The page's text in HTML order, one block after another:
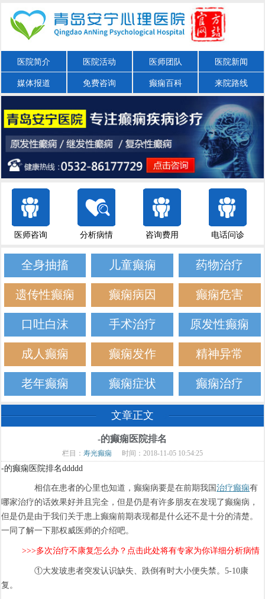
医院简介 医院活动 医师团队 医院新闻
媒体报道 免费咨询 癫痫百科 来院路线
医师咨询 分析病情 咨询费用 电话问诊
全身抽搐 儿童癫痫 药物治疗
遗传性癫痫 癫痫病因 癫痫危害
口吐白沫 手术治疗 原发性癫痫
成人癫痫 癫痫发作 精神异常
老年癫痫 癫痫症状 癫痫治疗
文章正文
-的癫痫医院排名
栏目： 寿光癫痫 时间：2018-11-05 10:54:25
-的癫痫医院排名ddddd
相信在患者的心里也知道，癫痫病要是在前期我国治疗癫痫有
哪家治疗的话效果好并且完全，但是仍是有许多朋友在发现了癫痫病，
但是仍是由于我们关于患上癫痫前期表现都是什么还不是十分的清楚。
一同了解一下那权威医师的介绍吧。
>>>多次治疗不康复怎么办？点击此处将有专家为你详细分析病情
①大发玻患者突发认识缺失、跌倒有时大小便失禁。5-10康
复。